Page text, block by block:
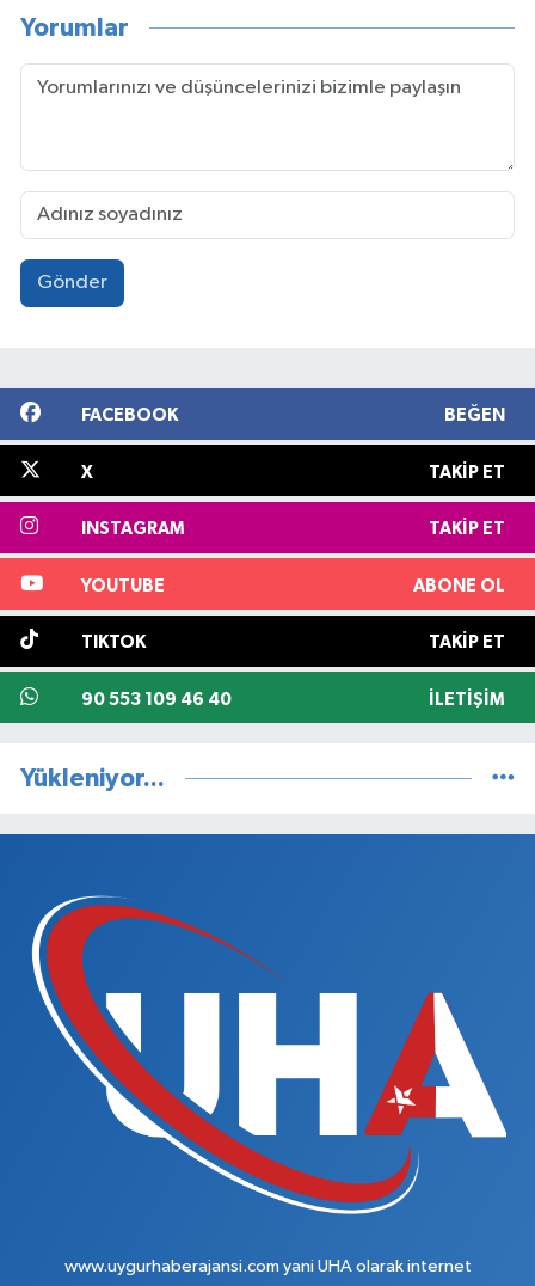
Yorumlar
Gönder
FACEBOOK BEĞEN
X TAKIP ET
INSTAGRAM TAKIP ET
YOUTUBE ABONE OL
TIKTOK TAKIP ET
90 553 109 46 40 İLETIŞIM
Yükleniyor...
www.uygurhaberajansi.com yani UHA olarak internet